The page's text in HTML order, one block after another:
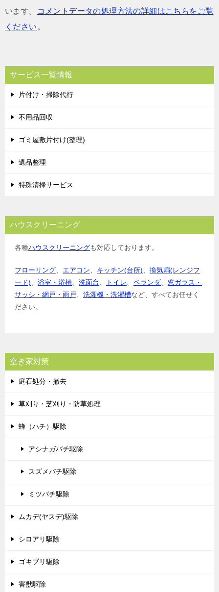
います。
コメントデータの処理方法の詳細はこちらをご覧
ください 。
サービス一覧情報
片付け・掃除代行
不用品回収
ゴミ屋敷片付け(整理)
遺品整理
特殊清掃サービス
ハウスクリーニング
各種ハウスクリーニングも対応しております。
フローリング エアコン キッチン(台所)
換気扇(レンジフ
ード)
浴室・浴槽 洗面台 トイレ ベランダ
窓ガラス・
サッシ・網戸・雨戸
洗濯機・洗濯槽など、すべてお任せく
ださい。
空き家対策
庭石処分・撤去
草刈り・芝刈り・防草処理
蜂（ハチ）駆除
アシナガバチ駆除
スズメバチ駆除
ミツバチ駆除
ムカデ(ヤスデ)駆除
シロアリ駆除
ゴキブリ駆除
害獣駆除